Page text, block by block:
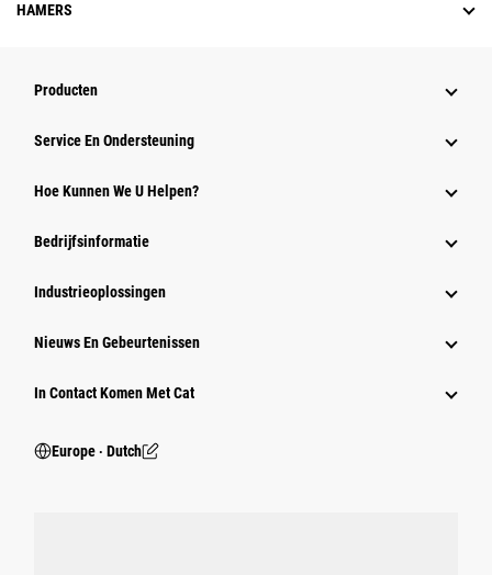
HAMERS
Producten
Service En Ondersteuning
Hoe Kunnen We U Helpen?
Bedrijfsinformatie
Industrieoplossingen
Nieuws En Gebeurtenissen
In Contact Komen Met Cat
Europe ‧ Dutch